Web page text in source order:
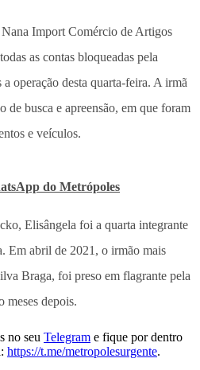
Import Comércio de Artigos
as contas bloqueadas pela
operação desta quarta-feira. A irmã
busca e apreensão, em que foram
e veículos.
do Metrópoles
Elisângela foi a quarta integrante
Em abril de 2021, o irmão mais
Braga, foi preso em flagrante pela
meses depois.
no seu Telegram e fique por dentro
https://t.me/metropolesurgente.